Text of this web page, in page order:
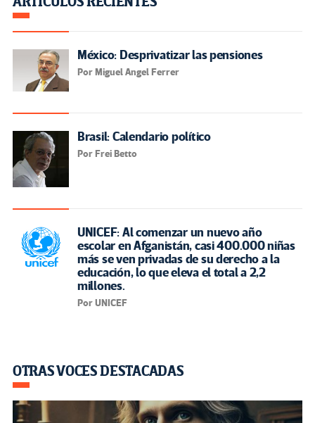
México: Desprivatizar las pensiones
Por Miguel Angel Ferrer
Brasil: Calendario político
Por Frei Betto
UNICEF: Al comenzar un nuevo año
escolar en Afganistán, casi 400.000 niñas
más se ven privadas de su derecho a la
educación, lo que eleva el total a 2,2
millones.
Por UNICEF
OTRAS VOCES DESTACADAS